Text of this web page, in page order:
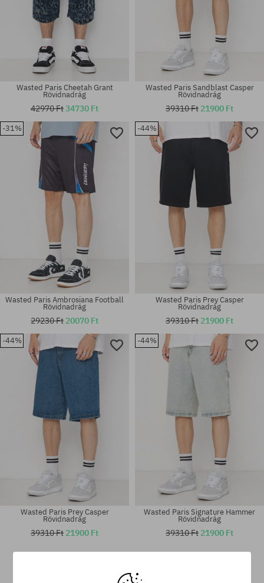
Elérhető méretek:
30; 32; 34; 36
Elérhető méretek:
S; M; L
Elérhető méretek:
30; 32; 34; 36
Wasted Paris Cheetah Grant
Rövidnadrág
42970 Ft34730 Ft
Elérhető méretek:
30; 32; 34
Wasted Paris Sandblast Casper
Rövidnadrág
39310 Ft 21900 Ft
-31%
Wasted Paris Ambrosiana Football
Rövidnadrág
29230 Ft 20070 Ft
-44%
Wasted Paris Prey Casper
Rövidnadrág
39310 Ft 21900 Ft
-44%
Wasted Paris Prey Casper
Rövidnadrág
39310 Ft 21900 Ft
-44%
Wasted Paris Signature Hammer
Rövidnadrág
39310 Ft 21900 Ft